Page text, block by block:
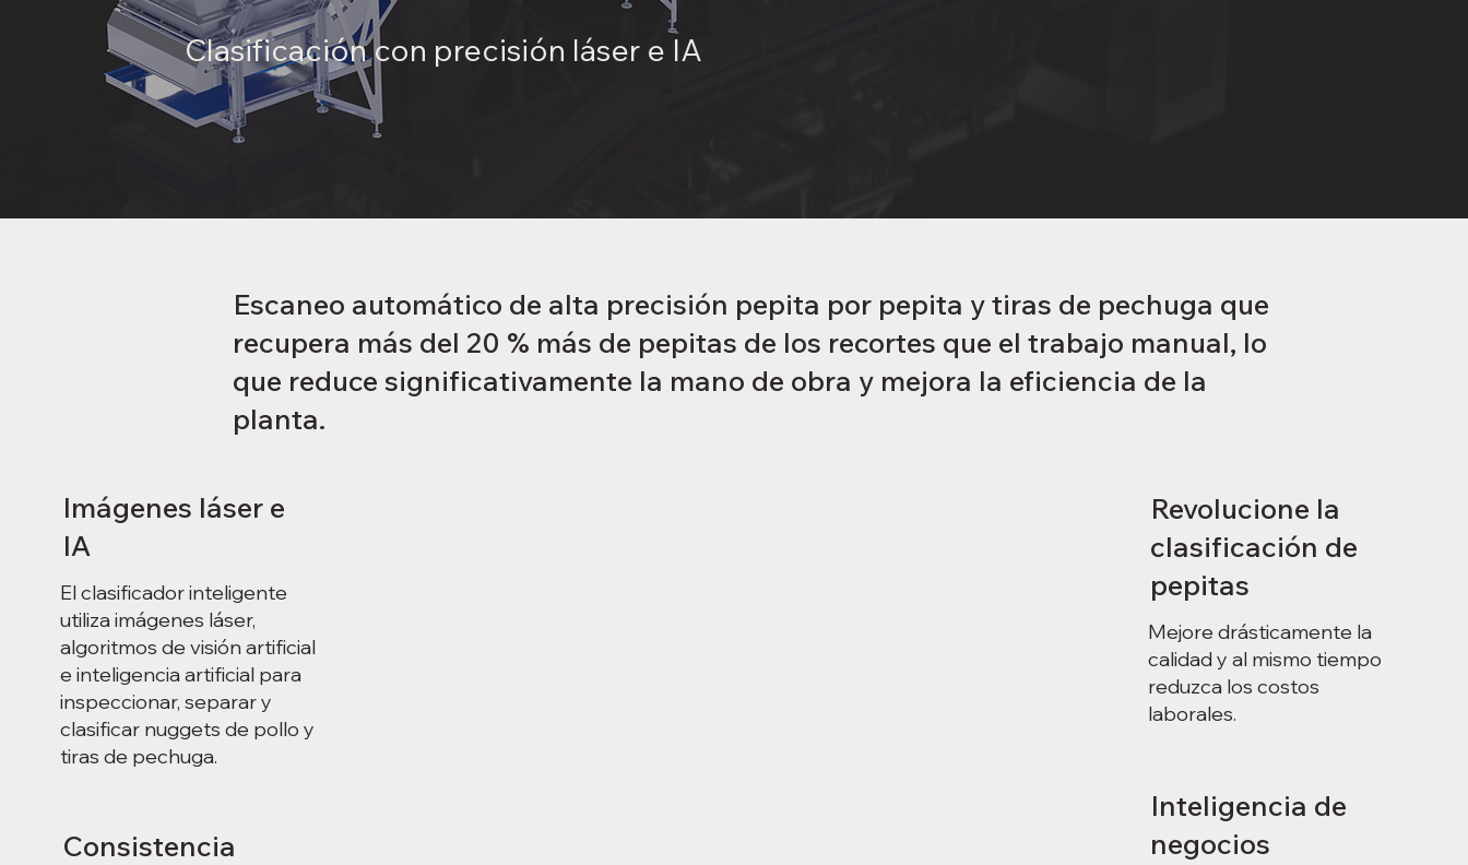
Clasificación con precisión láser e IA
Escaneo automático de alta precisión pepita por pepita y tiras de pechuga que
recupera más del 20 % más de pepitas de los recortes que el trabajo manual, lo
que reduce significativamente la mano de obra y mejora la eficiencia de la
planta.
Imágenes láser e
IA
El clasificador inteligente
utiliza imágenes láser,
algoritmos de visión artificial
e inteligencia artificial para
inspeccionar, separar y
clasificar nuggets de pollo y
tiras de pechuga.
Consistencia
Revolucione la
clasificación de
pepitas
Mejore drásticamente la
calidad y al mismo tiempo
reduzca los costos
laborales.
Inteligencia de
negocios